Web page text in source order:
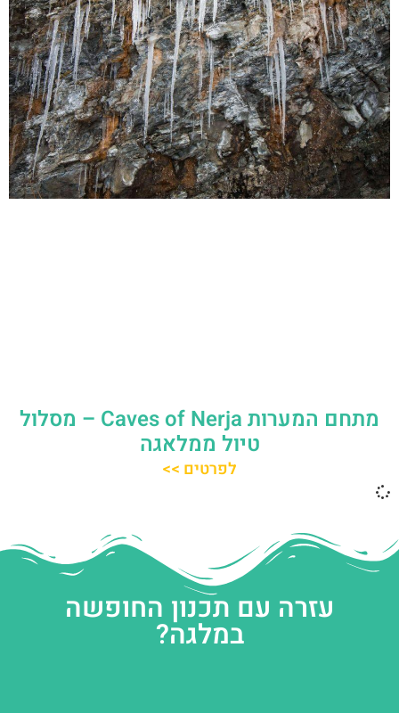
מתחם המערות Caves of Nerja – מסלול
טיול ממלאגה
לפרטים >>
עזרה עם תכנון החופשה
במלגה?